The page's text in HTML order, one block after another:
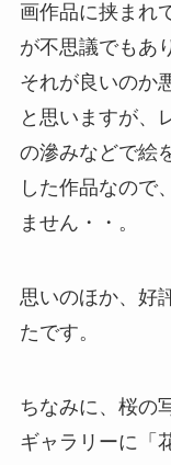
画作品に挟まれ
が不思議でもあ
それが良いのか
と思いますが、
の滲みなどで絵
した作品なので
ません・・。
思いのほか、好
たです。
ちなみに、桜の
ギャラリーに「